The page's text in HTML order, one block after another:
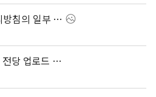
춘천마라톤 개인정보처리방침의 일부 내용 개정 안내
2025 춘천마라톤 명예의 전당 업로드 안내